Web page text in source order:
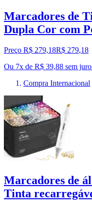
Marcadores de
Dupla Cor com
Preço R$ 279,18R$ 279,18
Ou 7x de R$ 39,88 sem
Compra Internacional
Marcadores de
Tinta